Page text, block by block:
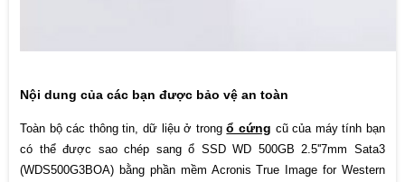
Nội dung của các bạn được bảo vệ an toàn
Toàn bộ các thông tin, dữ liệu ở trongổ cứng cũ của máy tính bạn
có thể được sao chép sang ổ SSD WD 500GB 2.5''7mm Sata3
(WDS500G3BOA) bằng phần mềm Acronis True Image for Western